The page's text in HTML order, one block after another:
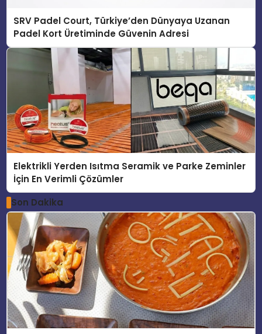
SRV Padel Court, Türkiye’den Dünyaya Uzanan
Padel Kort Üretiminde Güvenin Adresi
Elektrikli Yerden Isıtma Seramik ve Parke Zeminler
İçin En Verimli Çözümler
Son Dakika